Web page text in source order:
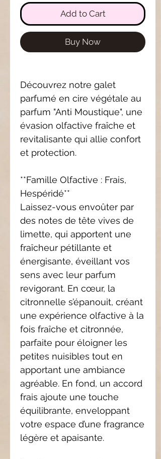
Add to Cart
Buy Now
Découvrez notre galet
parfumé en cire végétale au
parfum "Anti Moustique", une
évasion olfactive fraîche et
revitalisante qui allie confort
et protection.
**Famille Olfactive : Frais,
Hespéridé**
Laissez-vous envoûter par
des notes de tête vives de
limette, qui apportent une
fraîcheur pétillante et
énergisante, éveillant vos
sens avec leur parfum
revigorant. En cœur, la
citronnelle s’épanouit, créant
une expérience olfactive à la
fois fraîche et citronnée,
parfaite pour éloigner les
petites nuisibles tout en
apportant une ambiance
agréable. En fond, un accord
frais ajoute une touche
équilibrante, enveloppant
votre espace d’une fragrance
légère et apaisante.